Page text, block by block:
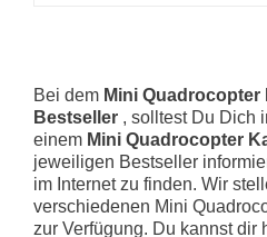
Bei dem Mini
Bestseller , solltest Du Dich
einem Mini Quadrocopter
jeweiligen Bestseller
im Internet zu finden. Wir
verschiedenen Mini
zur Verfügung. Du kannst dir